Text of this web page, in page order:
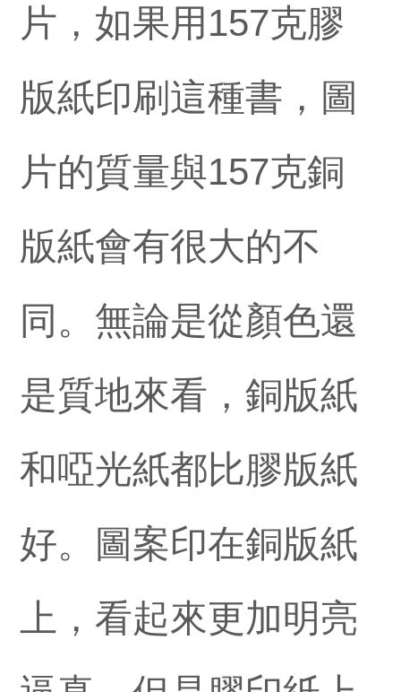
片，如果用157克膠
版紙印刷這種書，圖
片的質量與157克銅
版紙會有很大的不
同。無論是從顏色還
是質地來看，銅版紙
和啞光紙都比膠版紙
好。圖案印在銅版紙
上，看起來更加明亮